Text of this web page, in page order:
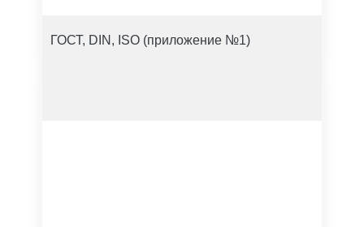
ГОСТ, DIN, ISO (приложение №1)